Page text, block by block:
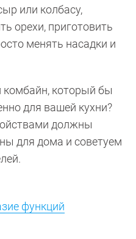
или колбасу,
орехи, приготовить
менять насадки и
который бы
для вашей кухни?
должны
для дома и советуем
функций